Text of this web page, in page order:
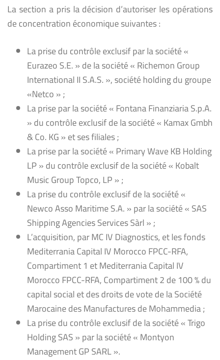
La section a pris la décision d’autoriser les opérations
de concentration économique suivantes :
La prise du contrôle exclusif par la société «
Eurazeo S.E. » de la société « Richemon Group
International II S.A.S. », société holding du groupe
«Netco » ;
La prise par la société « Fontana Finanziaria S.p.A.
» du contrôle exclusif de la société « Kamax Gmbh
& Co. KG » et ses filiales ;
La prise par la société « Primary Wave KB Holding
LP » du contrôle exclusif de la société « Kobalt
Music Group Topco, LP » ;
La prise du contrôle exclusif de la société «
Newco Asso Maritime S.A. » par la société « SAS
Shipping Agencies Services Sàrl » ;
L’acquisition, par MC IV Diagnostics, et les fonds
Mediterrania Capital IV Morocco FPCC-RFA,
Compartiment 1 et Mediterrania Capital IV
Morocco FPCC-RFA, Compartiment 2 de 100 % du
capital social et des droits de vote de la Société
Marocaine des Manufactures de Mohammedia ;
La prise du contrôle exclusif de la société « Trigo
Holding SAS » par la société « Montyon
Management GP SARL ».